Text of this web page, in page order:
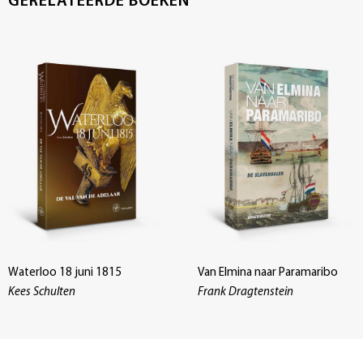
Waterloo 18 juni 1815
Kees Schulten
Van Elmina naar Paramaribo
Frank Dragtenstein